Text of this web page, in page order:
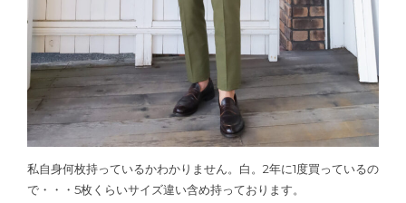
私自身何枚持っているかわかりません。白。2年に1度買っているの
で・・・5枚くらいサイズ違い含め持っております。